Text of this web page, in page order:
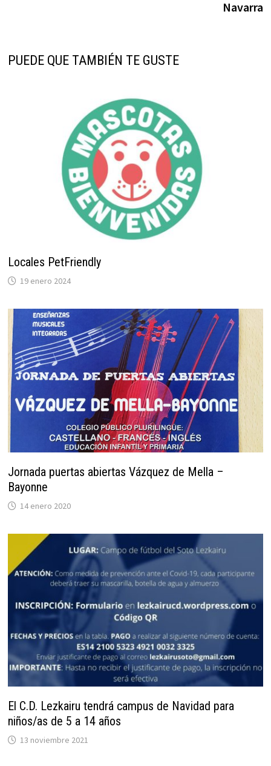
Navarra
PUEDE QUE TAMBIÉN TE GUSTE
Locales PetFriendly
19 enero 2024
Jornada puertas abiertas Vázquez de Mella –
Bayonne
14 enero 2020
El C.D. Lezkairu tendrá campus de Navidad para
niños/as de 5 a 14 años
13 noviembre 2021